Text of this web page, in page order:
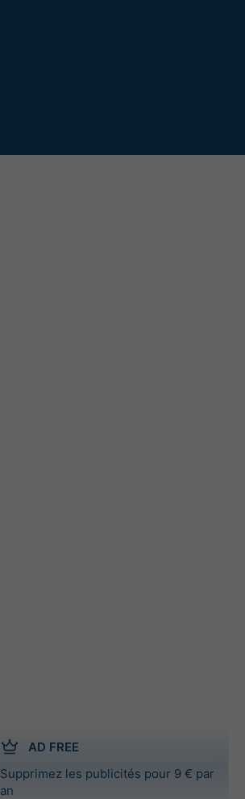
AD FREE
Supprimez les publicités pour 9 € par
an